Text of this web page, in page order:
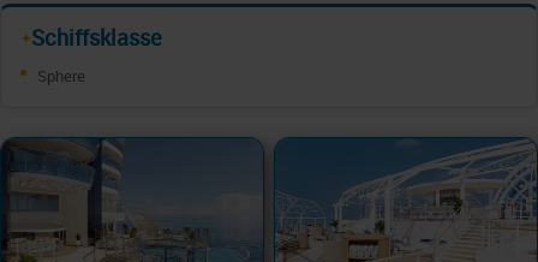
✦Schiffsklasse
Sphere